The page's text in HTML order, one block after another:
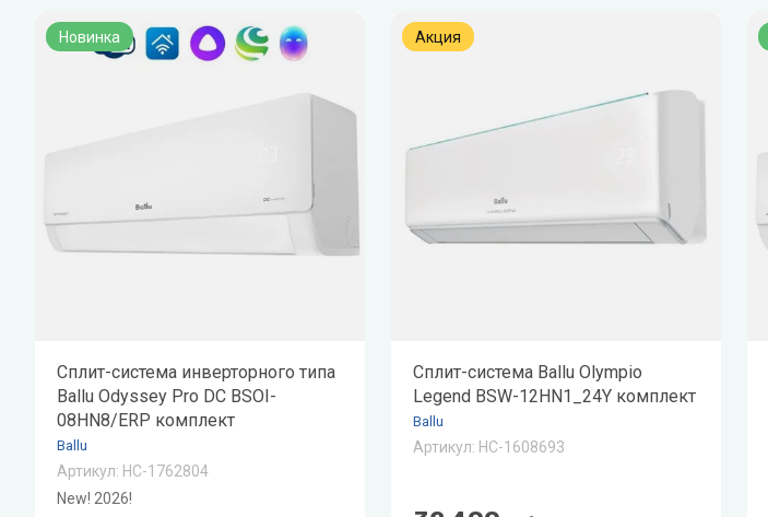
Zilon
Новая вода
Теплодар
ТОПОЛ-ЭКО
Эван
Новинка
Сплит-система инверторного типа
Ballu Odyssey Pro DC BSOI-
08HN8/ERP комплект
Ballu
Артикул: НС-1762804
New! 2026!
Акция
Сплит-система Ballu Olympio
Legend BSW-12HN1_24Y комплект
Ballu
Артикул: НС-1608693